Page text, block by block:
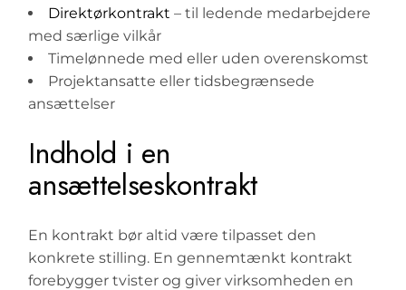
Direktørkontrakt– til ledende medarbejdere
med særlige vilkår
Timelønnede med eller uden overenskomst
Projektansatte eller tidsbegrænsede
ansættelser
Indhold i en
ansættelseskontrakt
En kontrakt bør altid være tilpasset den
konkrete stilling. En gennemtænkt kontrakt
forebygger tvister og giver virksomheden en